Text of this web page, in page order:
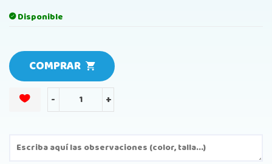
Disponible
COMPRAR
- +